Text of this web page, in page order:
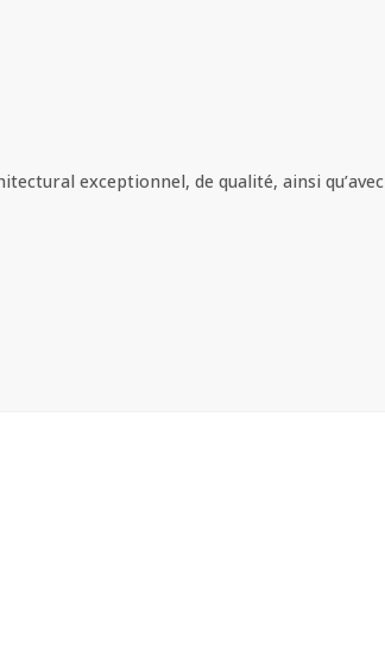
exceptionnel, de qualité, ainsi qu’avec